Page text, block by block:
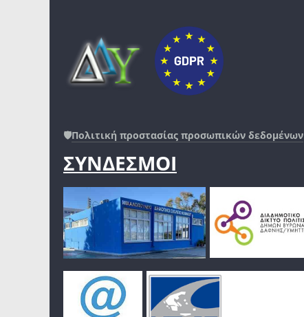
🛡️Πολιτική προστασίας προσωπικών δεδομένων
ΣΥΝΔΕΣΜΟΙ